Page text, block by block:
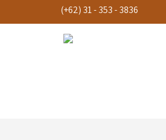
(+62) 31 - 353 - 3836